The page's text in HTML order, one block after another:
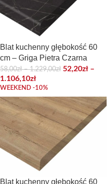
Blat kuchenny głębokość 60
cm – Griga Pietra Czarna
58,00zł – 1.229,00zł 52,20zł –
1.106,10zł
WEEKEND -10%
Blat kuchenny głębokość 60